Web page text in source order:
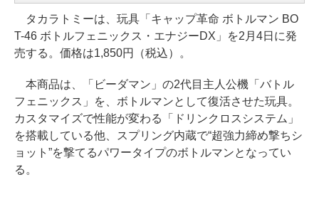
タカラトミーは、玩具「キャップ革命 ボトルマン BO
T-46 ボトルフェニックス・エナジーDX」を2月4日に発
売する。価格は1,850円（税込）。
本商品は、「ビーダマン」の2代目主人公機「バトル
フェニックス」を、ボトルマンとして復活させた玩具。
カスタマイズで性能が変わる「ドリンクロスシステム」
を搭載している他、スプリング内蔵で“超強力締め撃ちシ
ョット”を撃てるパワータイプのボトルマンとなってい
る。